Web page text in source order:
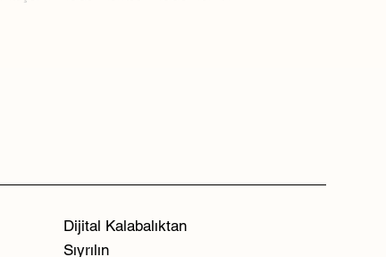
Dijital Kalabalıktan
Sıyrılın